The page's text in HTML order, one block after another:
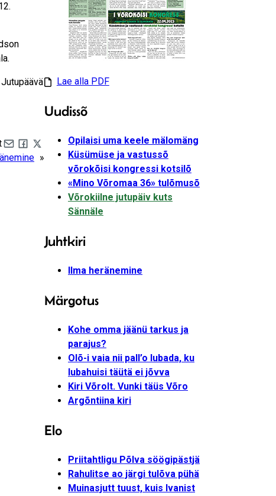
Share by e-mail
Share on Facebook
Share on X
»
Lae alla PDF
Uudissõ
Opilaisi uma keele mälomäng
Küsümüse ja vastussõ
võrokõisi kongressi kotsilõ
«Mino Võromaa 36» tulõmusõ
Võrokiilne jutupäiv kuts
Sännäle
Juhtkiri
Ilma heränemine
Märgotus
Kohe omma jäänü tarkus ja
parajus?
Olõ-i vaia nii pall’o lubada, ku
lubahuisi täütä ei jõvva
Kiri Võrolt. Vunki täüs Võro
Argõntiina kiri
Elo
Priitahtligu Põlva söögipästjä
Rahulitse ao järgi tulõva pühä
Muinasjutt tuust, kuis Ivanist